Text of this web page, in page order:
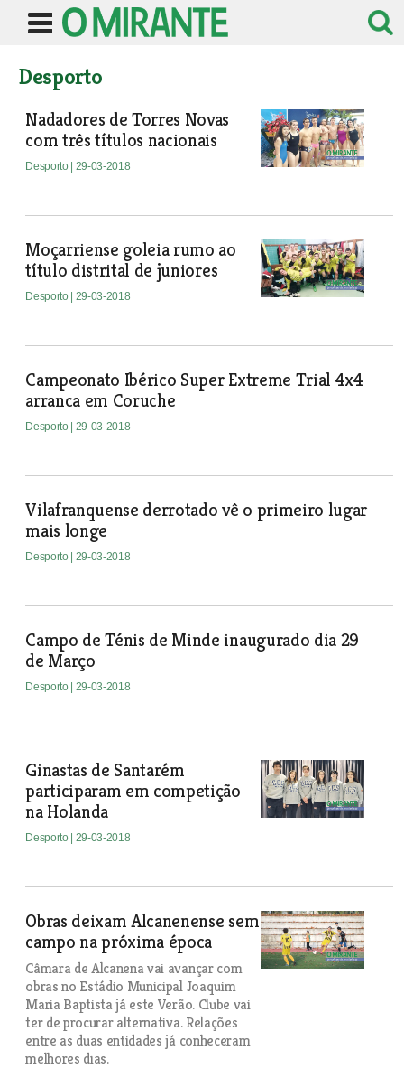
Desporto
Nadadores de Torres Novas
com três títulos nacionais
Desporto | 29-03-2018
Moçarriense goleia rumo ao
título distrital de juniores
Desporto | 29-03-2018
Campeonato Ibérico Super Extreme Trial 4x4
arranca em Coruche
Desporto | 29-03-2018
Vilafranquense derrotado vê o primeiro lugar
mais longe
Desporto | 29-03-2018
Campo de Ténis de Minde inaugurado dia 29
de Março
Desporto | 29-03-2018
Ginastas de Santarém
participaram em competição
na Holanda
Desporto | 29-03-2018
Obras deixam Alcanenense sem
campo na próxima época
Câmara de Alcanena vai avançar com
obras no Estádio Municipal Joaquim
Maria Baptista já este Verão. Clube vai
ter de procurar alternativa. Relações
entre as duas entidades já conheceram
melhores dias.